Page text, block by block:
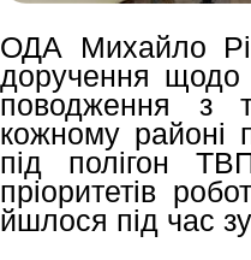
ОДА Михайло
доручення щодо
поводження з
кожному районі
під полігон
пріоритетів
йшлося під час